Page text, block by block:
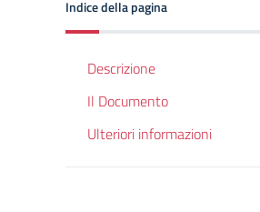
Indice della pagina
Descrizione
Il Documento
Ulteriori informazioni